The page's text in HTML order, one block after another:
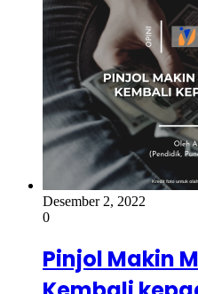
Desember 2, 2022
0
Pinjol Makin